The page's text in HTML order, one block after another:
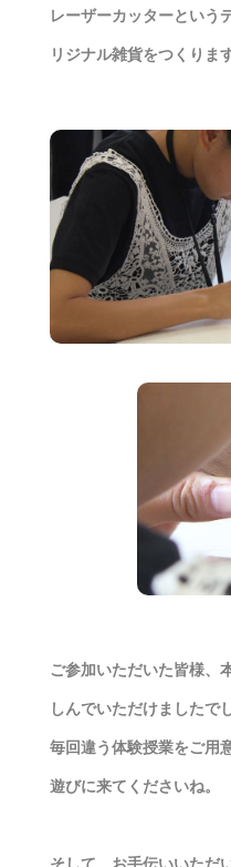
レーザーカッターという
リジナル雑貨をつくります
ご参加いただいた皆様、
しんでいただけましたで
毎回違う体験授業をご用
遊びに来てくださいね。